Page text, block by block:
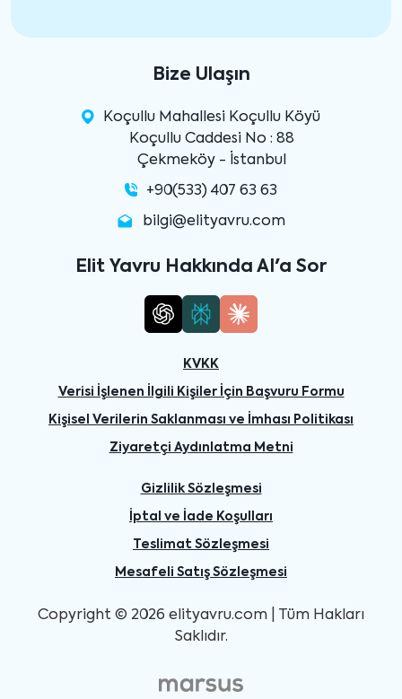
Bize Ulaşın
Koçullu Mahallesi Koçullu Köyü
Koçullu Caddesi No : 88
Çekmeköy - İstanbul
+90(533) 407 63 63
bilgi@elityavru.com
Elit Yavru Hakkında AI'a Sor
KVKK
Verisi İşlenen İlgili Kişiler İçin Başvuru Formu
Kişisel Verilerin Saklanması ve İmhası Politikası
Ziyaretçi Aydınlatma Metni
Gizlilik Sözleşmesi
İptal ve İade Koşulları
Teslimat Sözleşmesi
Mesafeli Satış Sözleşmesi
Copyright © 2026 elityavru.com | Tüm Hakları
Saklıdır.